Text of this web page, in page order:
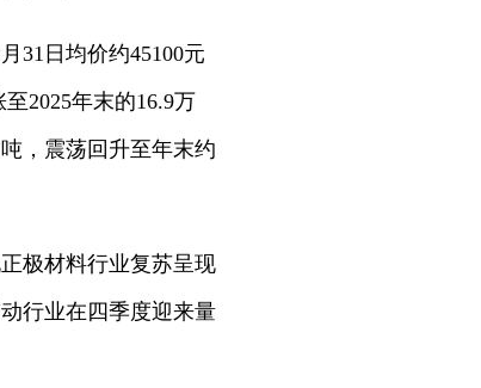
31日均价约45100元
2025年末的16.9万
，震荡回升至年末约
极材料行业复苏呈现
行业在四季度迎来量